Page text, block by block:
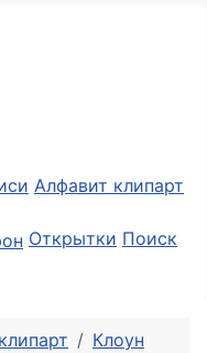
Алфавит клипарт
Открытки Поиск
Клоун